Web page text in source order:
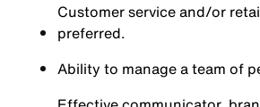
Customer service and/or
preferred.
Ability to manage a team of